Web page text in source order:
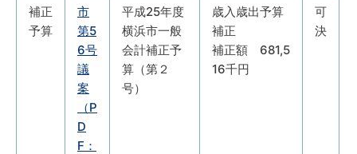
補正
予算
市
第5
6号
議
案
（P
D
F：
平成25年度
横浜市一般
会計補正予
算（第２
号）
歳入歳出予算
補正
補正額 681,5
16千円
可
決